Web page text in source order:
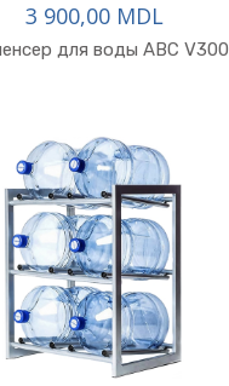
3 900,00 MDL
для воды ABC V300